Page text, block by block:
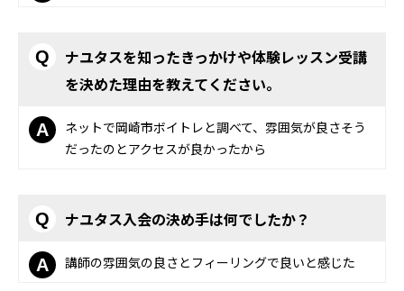
Q
ナユタスを知ったきっかけや体験レッスン受講
を決めた理由を教えてください。
A
ネットで岡崎市ボイトレと調べて、雰囲気が良さそう
だったのとアクセスが良かったから
Q ナユタス入会の決め手は何でしたか？
A 講師の雰囲気の良さとフィーリングで良いと感じた